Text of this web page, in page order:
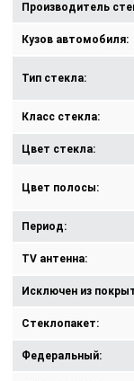
Производитель
Кузов автомобиля:
Тип стекла:
Класс стекла:
Цвет стекла:
Цвет полосы:
Период:
TV антенна:
Исключен из
Стеклопакет:
Федеральный: